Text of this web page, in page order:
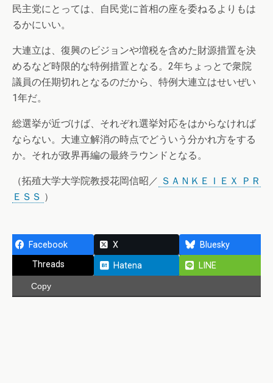
民主党にとっては、自民党に首相の座を委ねるよりもは
るかにいい。
大連立は、復興のビジョンや増税を含めた財源措置を決
めるなど時限的な特例措置となる。2年ちょっとで衆院
議員の任期切れとなるのだから、特例大連立はせいぜい
1年だ。
総選挙が近づけば、それぞれ選挙対応をはからなければ
ならない。大連立解消の時点でどういう分かれ方をする
か。それが政界再編の最終ラウンドとなる。
（拓殖大学大学院教授花岡信昭／ ＳＡＮＫＥＩＥＸ ＰＲ
ＥＳＳ ）
Facebook X
Bluesky
Threads
Hatena LINE
Copy